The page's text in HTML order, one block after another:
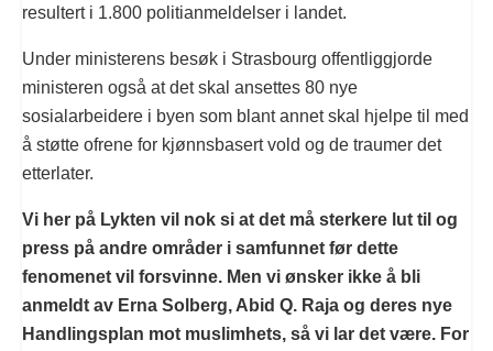
resultert i 1.800 politianmeldelser i landet.
Under ministerens besøk i Strasbourg offentliggjorde
ministeren også at det skal ansettes 80 nye
sosialarbeidere i byen som blant annet skal hjelpe til med
å støtte ofrene for kjønnsbasert vold og de traumer det
etterlater.
Vi her på Lykten vil nok si at det må sterkere lut til og
press på andre områder i samfunnet før dette
fenomenet vil forsvinne. Men vi ønsker ikke å bli
anmeldt av Erna Solberg, Abid Q. Raja og deres nye
Handlingsplan mot muslimhets, så vi lar det være. For